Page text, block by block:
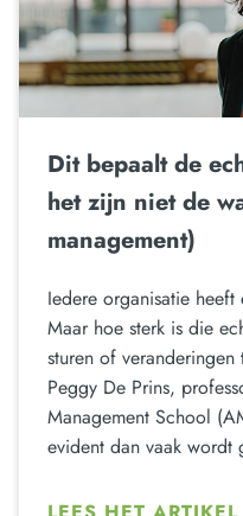
Dit bepaalt de
het zijn niet de
management)
Iedere organisatie
Maar hoe sterk is die
sturen of
Peggy De Prins,
Management School
evident dan vaak wordt